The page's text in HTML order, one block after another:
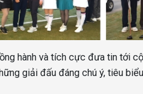
hành và tích cực đưa tin tới
giải đấu đáng chú ý, tiêu